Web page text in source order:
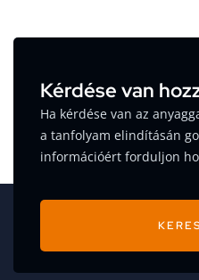
Kérdése van
Ha kérdése van az
a tanfolyam elindításán
információért forduljon